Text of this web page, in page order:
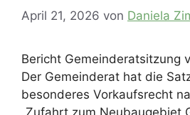
April 21, 2026 von Daniela
Bericht Gemeinderatsitzung
Der Gemeinderat hat die
besonderes Vorkaufsrecht
„Zufahrt zum Neubaugebiet